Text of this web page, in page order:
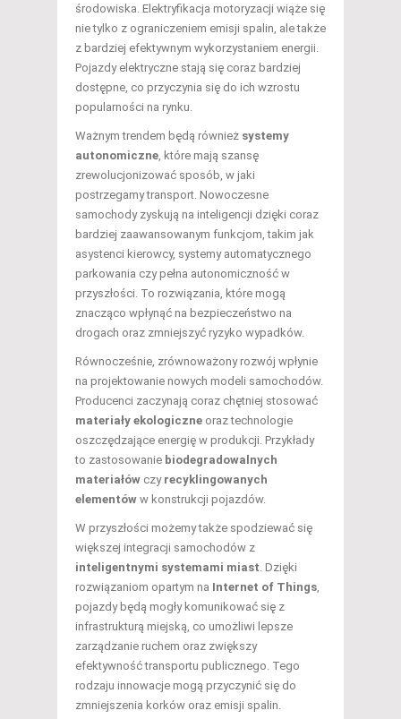
środowiska. Elektryfikacja motoryzacji wiąże się
nie tylko z ograniczeniem emisji spalin, ale także
z bardziej efektywnym wykorzystaniem energii.
Pojazdy elektryczne stają się coraz bardziej
dostępne, co przyczynia się do ich wzrostu
popularności na rynku.
Ważnym trendem będą również systemy
autonomiczne , które mają szansę
zrewolucjonizować sposób, w jaki
postrzegamy transport. Nowoczesne
samochody zyskują na inteligencji dzięki coraz
bardziej zaawansowanym funkcjom, takim jak
asystenci kierowcy, systemy automatycznego
parkowania czy pełna autonomiczność w
przyszłości. To rozwiązania, które mogą
znacząco wpłynąć na bezpieczeństwo na
drogach oraz zmniejszyć ryzyko wypadków.
Równocześnie, zrównoważony rozwój wpłynie
na projektowanie nowych modeli samochodów.
Producenci zaczynają coraz chętniej stosować
materiały ekologiczne oraz technologie
oszczędzające energię w produkcji. Przykłady
to zastosowanie biodegradowalnych
materiałów czy recyklingowanych
elementów w konstrukcji pojazdów.
W przyszłości możemy także spodziewać się
większej integracji samochodów z
inteligentnymi systemami miast . Dzięki
rozwiązaniom opartym na Internet of Things
pojazdy będą mogły komunikować się z
infrastrukturą miejską, co umożliwi lepsze
zarządzanie ruchem oraz zwiększy
efektywność transportu publicznego. Tego
rodzaju innowacje mogą przyczynić się do
zmniejszenia korków oraz emisji spalin.